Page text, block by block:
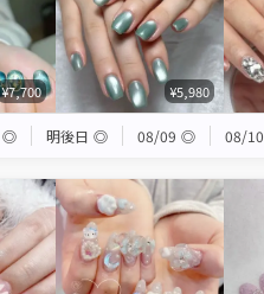
¥7,700 ¥5,980
◎ 明後日 ◎ 08/09 ◎ 08/10